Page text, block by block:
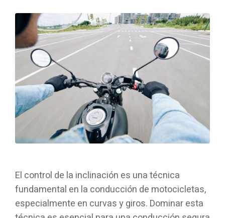
El control de la inclinación es una técnica
fundamental en la conducción de motocicletas,
especialmente en curvas y giros. Dominar esta